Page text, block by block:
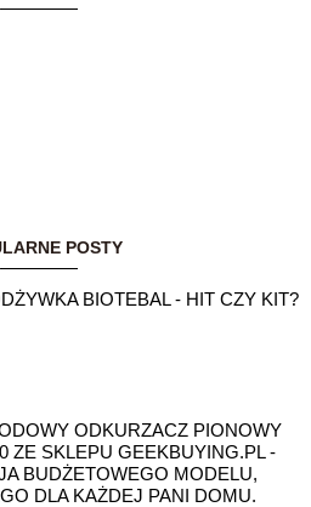
POSTY
BIOTEBAL - HIT CZY KIT?
ODKURZACZ PIONOWY
ZE SKLEPU GEEKBUYING.PL -
BUDŻETOWEGO MODELU,
DLA KAŻDEJ PANI DOMU.